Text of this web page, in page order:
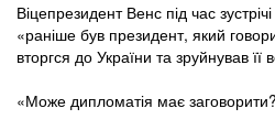
Віцепрезидент Венс під час
«раніше був президент, який
вторгся до України та зруйнував її
«Може дипломатія має